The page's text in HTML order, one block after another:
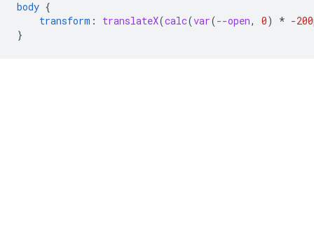
body {
transform : translateX(calc(var(--open, 0) * -200
}